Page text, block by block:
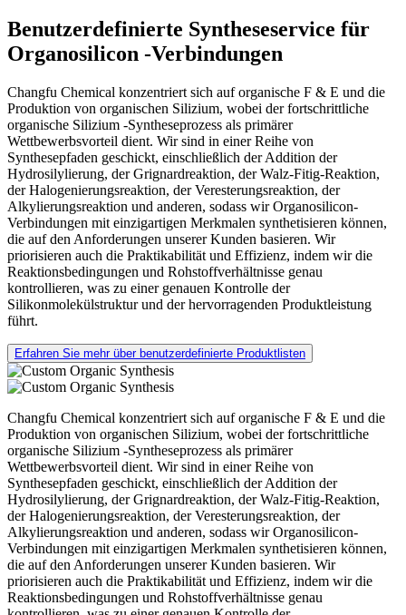
Benutzerdefinierte Syntheseservice für
Organosilicon -Verbindungen
Changfu Chemical konzentriert sich auf organische F & E und die
Produktion von organischen Silizium, wobei der fortschrittliche
organische Silizium -Syntheseprozess als primärer
Wettbewerbsvorteil dient. Wir sind in einer Reihe von
Synthesepfaden geschickt, einschließlich der Addition der
Hydrosilylierung, der Grignardreaktion, der Walz-Fitig-Reaktion,
der Halogenierungsreaktion, der Veresterungsreaktion, der
Alkylierungsreaktion und anderen, sodass wir Organosilicon-
Verbindungen mit einzigartigen Merkmalen synthetisieren können,
die auf den Anforderungen unserer Kunden basieren. Wir
priorisieren auch die Praktikabilität und Effizienz, indem wir die
Reaktionsbedingungen und Rohstoffverhältnisse genau
kontrollieren, was zu einer genauen Kontrolle der
Silikonmolekülstruktur und der hervorragenden Produktleistung
führt.
Erfahren Sie mehr über benutzerdefinierte Produktlisten
Changfu Chemical konzentriert sich auf organische F & E und die
Produktion von organischen Silizium, wobei der fortschrittliche
organische Silizium -Syntheseprozess als primärer
Wettbewerbsvorteil dient. Wir sind in einer Reihe von
Synthesepfaden geschickt, einschließlich der Addition der
Hydrosilylierung, der Grignardreaktion, der Walz-Fitig-Reaktion,
der Halogenierungsreaktion, der Veresterungsreaktion, der
Alkylierungsreaktion und anderen, sodass wir Organosilicon-
Verbindungen mit einzigartigen Merkmalen synthetisieren können,
die auf den Anforderungen unserer Kunden basieren. Wir
priorisieren auch die Praktikabilität und Effizienz, indem wir die
Reaktionsbedingungen und Rohstoffverhältnisse genau